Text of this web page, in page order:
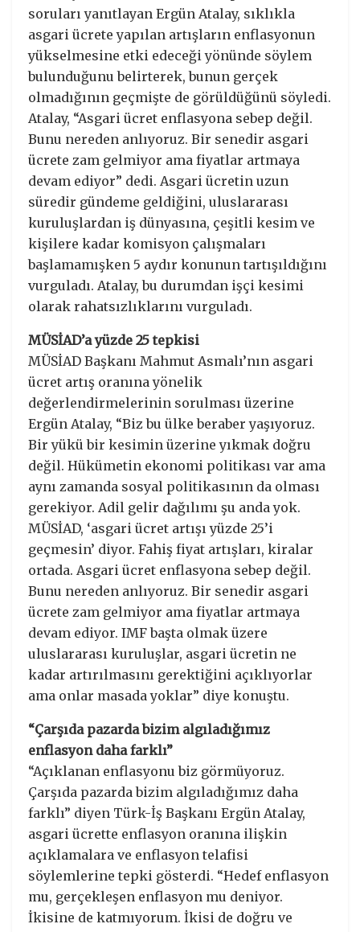
soruları yanıtlayan Ergün Atalay, sıklıkla
asgari ücrete yapılan artışların enflasyonun
yükselmesine etki edeceği yönünde söylem
bulunduğunu belirterek, bunun gerçek
olmadığının geçmişte de görüldüğünü söyledi.
Atalay, “Asgari ücret enflasyona sebep değil.
Bunu nereden anlıyoruz. Bir senedir asgari
ücrete zam gelmiyor ama fiyatlar artmaya
devam ediyor” dedi. Asgari ücretin uzun
süredir gündeme geldiğini, uluslararası
kuruluşlardan iş dünyasına, çeşitli kesim ve
kişilere kadar komisyon çalışmaları
başlamamışken 5 aydır konunun tartışıldığını
vurguladı. Atalay, bu durumdan işçi kesimi
olarak rahatsızlıklarını vurguladı.
MÜSİAD’a yüzde 25 tepkisi
MÜSİAD Başkanı Mahmut Asmalı’nın asgari
ücret artış oranına yönelik
değerlendirmelerinin sorulması üzerine
Ergün Atalay, “Biz bu ülke beraber yaşıyoruz.
Bir yükü bir kesimin üzerine yıkmak doğru
değil. Hükümetin ekonomi politikası var ama
aynı zamanda sosyal politikasının da olması
gerekiyor. Adil gelir dağılımı şu anda yok.
MÜSİAD, ‘asgari ücret artışı yüzde 25’i
geçmesin’ diyor. Fahiş fiyat artışları, kiralar
ortada. Asgari ücret enflasyona sebep değil.
Bunu nereden anlıyoruz. Bir senedir asgari
ücrete zam gelmiyor ama fiyatlar artmaya
devam ediyor. IMF başta olmak üzere
uluslararası kuruluşlar, asgari ücretin ne
kadar artırılmasını gerektiğini açıklıyorlar
ama onlar masada yoklar” diye konuştu.
“Çarşıda pazarda bizim algıladığımız
enflasyon daha farklı”
“Açıklanan enflasyonu biz görmüyoruz.
Çarşıda pazarda bizim algıladığımız daha
farklı” diyen Türk-İş Başkanı Ergün Atalay,
asgari ücrette enflasyon oranına ilişkin
açıklamalara ve enflasyon telafisi
söylemlerine tepki gösterdi. “Hedef enflasyon
mu, gerçekleşen enflasyon mu deniyor.
İkisine de katmıyorum. İkisi de doğru ve